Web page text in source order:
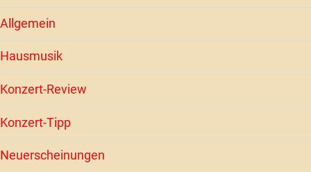
Allgemein
Hausmusik
Konzert-Review
Konzert-Tipp
Neuerscheinungen